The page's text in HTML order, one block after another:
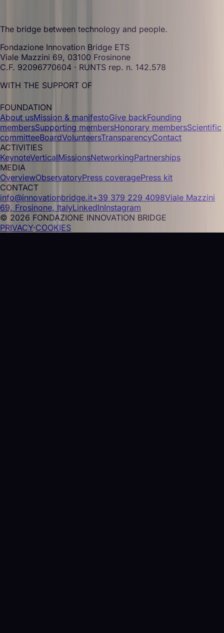
The bridge between technology and people.
Fondazione Innovation Bridge ETS
Viale Mazzini 69, 03100 Frosinone
C.F. 92096770604 · RUNTS rep. n. 142.578
WITH THE SUPPORT OF
FOUNDATION
About usMission & manifestoGive backFounding
membersSupporting membersHonorary membersScientific
committeeBoardVolunteersTransparencyContact
ACTIVITIES
KeynoteVerticalMissionsNetworkingPartnerships
MEDIA
OverviewObservatoryPress coveragePress kit
CONTACT
info@innovationbridge.it+39 379 229 4098Viale Mazzini
69, Frosinone, ItalyLinkedInInstagram
© 2026 FONDAZIONE INNOVATION BRIDGE
PRIVACY·COOKIES